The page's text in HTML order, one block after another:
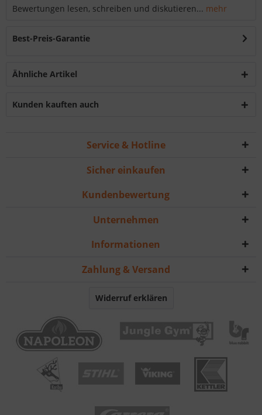
Bewertungen lesen, schreiben und diskutieren... mehr
Best-Preis-Garantie
Ähnliche Artikel
Kunden kauften auch
Service & Hotline
Sicher einkaufen
Kundenbewertung
Unternehmen
Informationen
Zahlung & Versand
Widerruf erklären